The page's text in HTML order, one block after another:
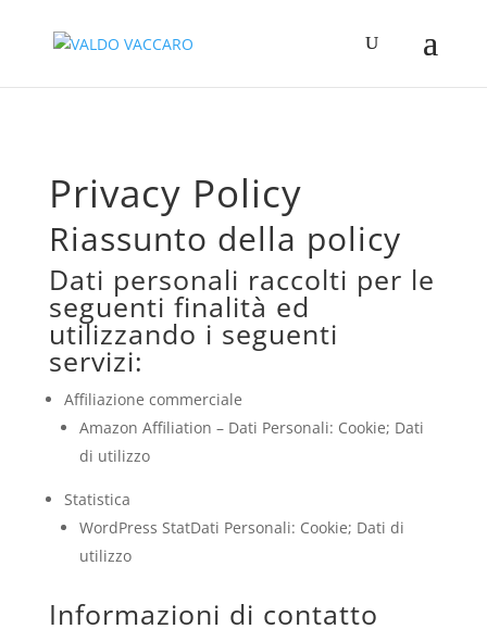
Privacy Policy
Riassunto della policy
Dati personali raccolti per le
seguenti finalità ed
utilizzando i seguenti
servizi:
Affiliazione commerciale
Amazon Affiliation – Dati Personali: Cookie; Dati
di utilizzo
Statistica
WordPress StatDati Personali: Cookie; Dati di
utilizzo
Informazioni di contatto